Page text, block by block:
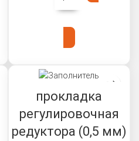
прокладка
регулировочная
редуктора (0,5 мм)